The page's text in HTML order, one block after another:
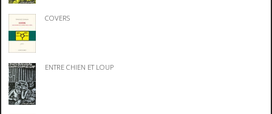
COVERS
ENTRE CHIEN ET LOUP